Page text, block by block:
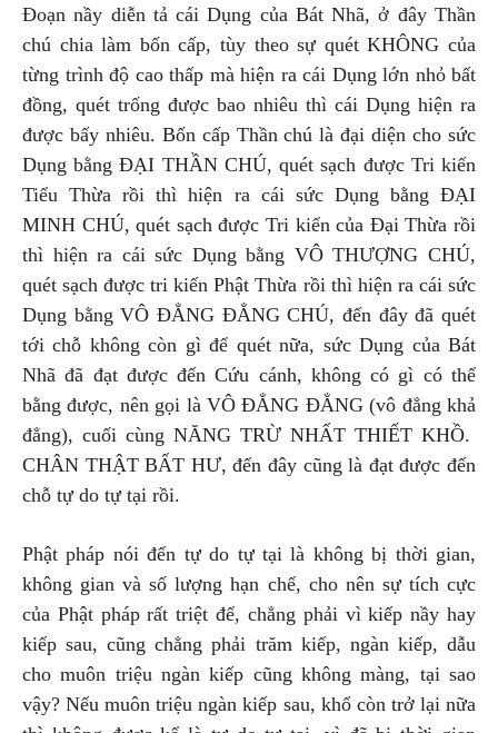
Đoạn nầy diễn tả cái Dụng của Bát Nhã, ở đây Thần
chú chia làm bốn cấp, tùy theo sự quét KHÔNG của
từng trình độ cao thấp mà hiện ra cái Dụng lớn nhỏ bất
đồng, quét trống được bao nhiêu thì cái Dụng hiện ra
được bấy nhiêu. Bốn cấp Thần chú là đại diện cho sức
Dụng bằng ĐẠI THẦN CHÚ, quét sạch được Tri kiến
Tiểu Thừa rồi thì hiện ra cái sức Dụng bằng ĐẠI
MINH CHÚ, quét sạch được Tri kiến của Đại Thừa rồi
thì hiện ra cái sức Dụng bằng VÔ THƯỢNG CHÚ,
quét sạch được tri kiến Phật Thừa rồi thì hiện ra cái sức
Dụng bằng VÔ ĐẲNG ĐẲNG CHÚ, đến đây đã quét
tới chỗ không còn gì để quét nữa, sức Dụng của Bát
Nhã đã đạt được đến Cứu cánh, không có gì có thể
bằng được, nên gọi là VÔ ĐẲNG ĐẲNG (vô đẳng khả
đẳng), cuối cùng NĂNG TRỪ NHẤT THIẾT KHỒ.
CHÂN THẬT BẤT HƯ, đến đây cũng là đạt được đến
chỗ tự do tự tại rồi.
Phật pháp nói đến tự do tự tại là không bị thời gian,
không gian và số lượng hạn chế, cho nên sự tích cực
của Phật pháp rất triệt để, chẳng phải vì kiếp nầy hay
kiếp sau, cũng chẳng phải trăm kiếp, ngàn kiếp, dẫu
cho muôn triệu ngàn kiếp cũng không màng, tại sao
vậy? Nếu muôn triệu ngàn kiếp sau, khổ còn trở lại nữa